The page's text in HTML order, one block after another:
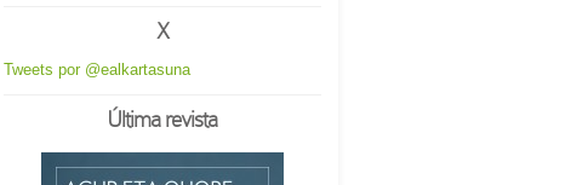
X
Tweets por @ealkartasuna
Última revista